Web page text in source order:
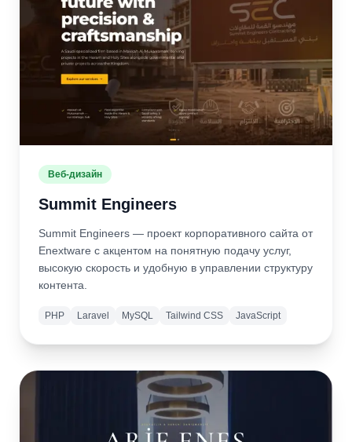
Веб-дизайн
Summit Engineers
Summit Engineers — проект корпоративного сайта от
Enextware с акцентом на понятную подачу услуг,
высокую скорость и удобную в управлении структуру
контента.
PHP Laravel MySQL Tailwind CSS JavaScript
сайт